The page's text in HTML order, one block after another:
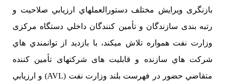
بازنگری ويرايش مختلف دستورالعملهاي ارزيابي صلاحیت و
رتبه بندی سازندگان و تأمین کنندگان داخلي دستگاه مرکزی
وزارت نفت همواره تلاش میکند، با بازديد از توانمندي هاي
شركت هاي سازنده و قابلیت های شرکتهای تأمین کننده
متقاضي حضور در فهرست بلند وزارت نفت (AVL) و ارزيابي